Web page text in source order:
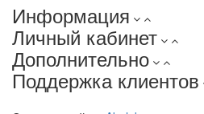
Информация
Личный кабинет
Дополнительно
Поддержка клиентов